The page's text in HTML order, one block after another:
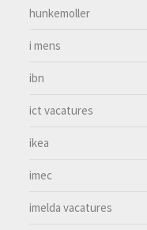
hunkemoller
i mens
ibn
ict vacatures
ikea
imec
imelda vacatures